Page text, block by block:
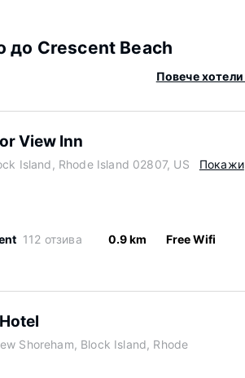
до Crescent Beach
Повече
View Inn
Island, Rhode Island 02807, US
Покажи
112 отзива 0.9 km Free Wifi
Shoreham, Block Island, Rhode